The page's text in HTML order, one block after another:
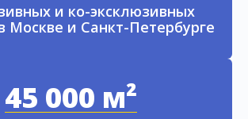
и ко-эксклюзивных
Москве и Санкт-Петербурге
45 000 м²